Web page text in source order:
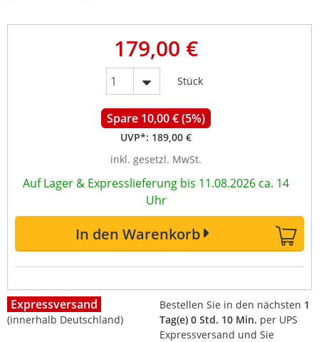
179,00 €
Stück
Spare 10,00 € (5%)
UVP*: 189,00 €
inkl. gesetzl. MwSt.
Auf Lager & Expresslieferung bis 11.08.2026 ca. 14
Uhr
In den Warenkorb
Expressversand
(innerhalb Deutschland)
Bestellen Sie in den nächsten 1
Tag(e) 0 Std. 10 Min. per UPS
Expressversand und Sie